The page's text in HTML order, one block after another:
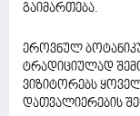
გაიმართება.
ეროვნულ
ტრადიციულად
ვიზიტორებს
დათვალიერების